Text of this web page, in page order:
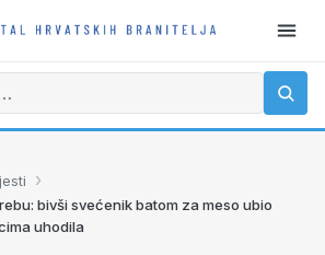
›
bivši svećenik batom za meso ubio
uhodila